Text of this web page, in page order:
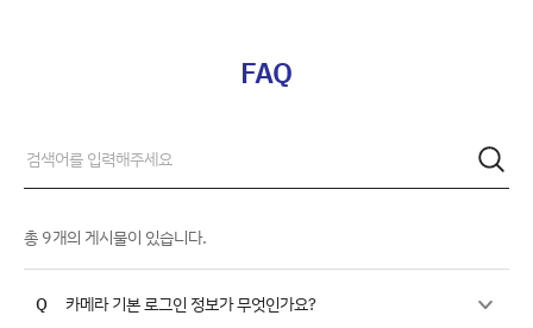
FAQ
총 9개의 게시물이 있습니다.
Q 카메라 기본 로그인 정보가 무엇인가요?